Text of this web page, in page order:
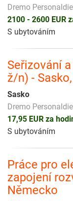
Dremo
2100 - 2600 EUR
S ubytováním
Seřizování
ž/n) -
Sasko
Dremo
17,95 EUR za
S ubytováním
Práce pro
zapojení
Německo